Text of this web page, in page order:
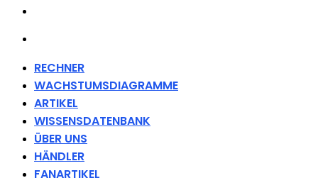
RECHNER
WACHSTUMSDIAGRAMME
ARTIKEL
WISSENSDATENBANK
ÜBER UNS
HÄNDLER
FANARTIKEL